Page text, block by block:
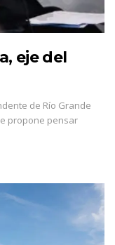
eje del
de Río Grande
propone pensar